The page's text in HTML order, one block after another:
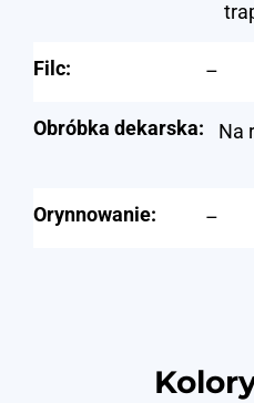
Filc: –
Obróbka dekarska:
Na
Orynnowanie: –